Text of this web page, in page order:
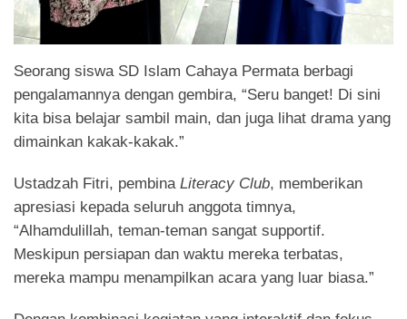
Seorang siswa SD Islam Cahaya Permata berbagi
pengalamannya dengan gembira, “Seru banget! Di sini
kita bisa belajar sambil main, dan juga lihat drama yang
dimainkan kakak-kakak.”
Ustadzah Fitri, pembina Literacy Club, memberikan
apresiasi kepada seluruh anggota timnya,
“Alhamdulillah, teman-teman sangat supportif.
Meskipun persiapan dan waktu mereka terbatas,
mereka mampu menampilkan acara yang luar biasa.”